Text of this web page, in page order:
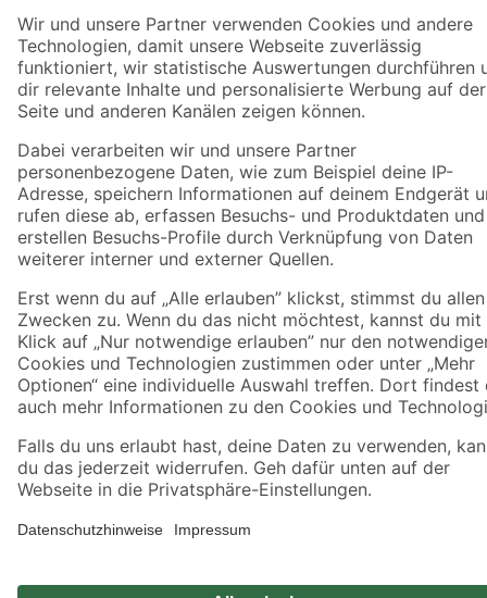
sich auf den unter "Mein Markt" ausgewählten toom Baumarkt. Alle Angebote und
Produkte nur solange der Vorrat reicht.
*Paketversand ab 59 € versandkostenfrei, gilt nicht für Artikel mit Speditionsversand, hier
fallen zusätzliche Versandkosten an.
Datenschutz Privatsphäre Impressum
AGB
Nutzungsbedingungen
Widerrufsrecht
Vertrag widerrufen
Barrierefreiheit
© 2026 toom Baumarkt GmbH